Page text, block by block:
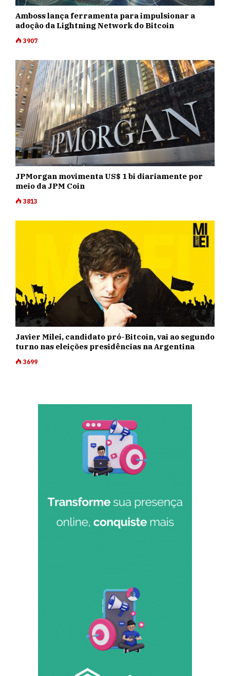
Amboss lança ferramenta para impulsionar a
adoção da Lightning Network do Bitcoin
3907
JPMorgan movimenta US$ 1 bi diariamente por
meio da JPM Coin
3813
Javier Milei, candidato pró-Bitcoin, vai ao segundo
turno nas eleições presidências na Argentina
3699